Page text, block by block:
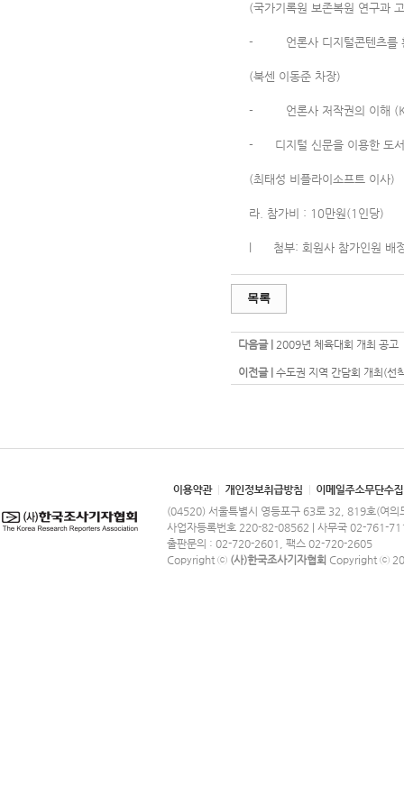
(국가기록원 보존복원 연구과
- 언론사 디지털콘텐츠를 활
(북센 이동준 차장)
- 언론사 저작권의 이해
- 디지털 신문을 이용한 도서
(최태성 비플라이소프트 이사)
라. 참가비 : 10만원(1인당)
l 첨부: 회원사 참가인원 배
목록
다음글 | 2009년 체육대회 개최 공고
이전글 | 수도권 지역 간담회 개최(선
(04520) 서울특별시 영등포구 63로 32, 819호(여의
사업자등록번호 220-82-08562 | 사무국 02-761-
출판문의 : 02-720-2601, 팩스 02-720-2605
Copyright ⓒ (사)한국조사기자협회 Copyright ⓒ